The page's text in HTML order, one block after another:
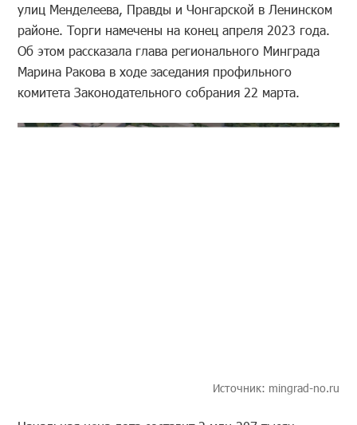
улиц Менделеева, Правды и Чонгарской в Ленинском
районе. Торги намечены на конец апреля 2023 года.
Об этом рассказала глава регионального Минграда
Марина Ракова в ходе заседания профильного
комитета Законодательного собрания 22 марта.
Источник: mingrad-no.ru